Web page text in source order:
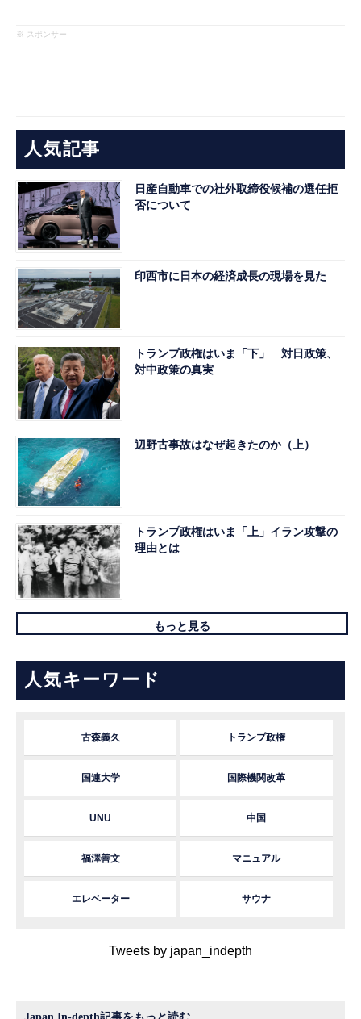
※ スポンサー
人気記事
日産自動車での社外取締役候補の選任拒
否について
印西市に日本の経済成長の現場を見た
トランプ政権はいま「下」 対日政策、
対中政策の真実
辺野古事故はなぜ起きたのか（上）
トランプ政権はいま「上」イラン攻撃の
理由とは
もっと見る
人気キーワード
古森義久 トランプ政権
国連大学 国際機関改革
UNU 中国
福澤善文 マニュアル
エレベーター サウナ
Tweets by japan_indepth